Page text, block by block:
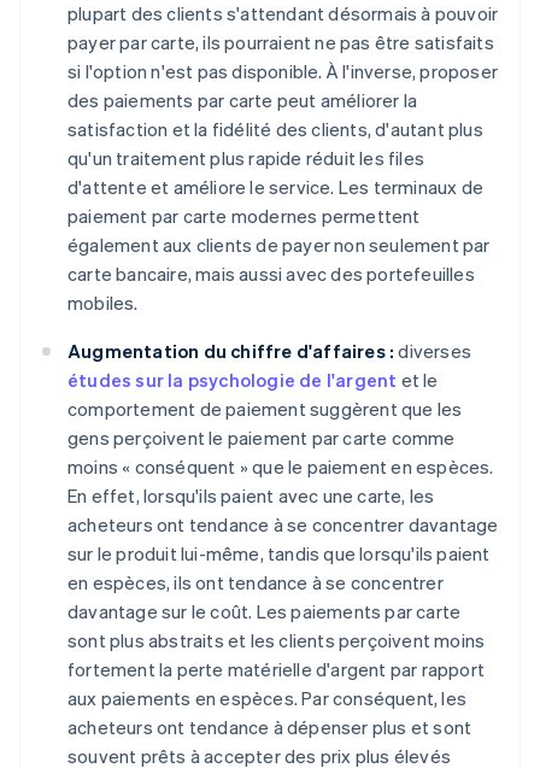
plupart des clients s'attendant désormais à pouvoir
payer par carte, ils pourraient ne pas être satisfaits
si l'option n'est pas disponible. À l'inverse, proposer
des paiements par carte peut améliorer la
satisfaction et la fidélité des clients, d'autant plus
qu'un traitement plus rapide réduit les files
d'attente et améliore le service. Les terminaux de
paiement par carte modernes permettent
également aux clients de payer non seulement par
carte bancaire, mais aussi avec des portefeuilles
mobiles.
Augmentation du chiffre d'affaires : diverses
études sur la psychologie de l'argent et le
comportement de paiement suggèrent que les
gens perçoivent le paiement par carte comme
moins « conséquent » que le paiement en espèces.
En effet, lorsqu'ils paient avec une carte, les
acheteurs ont tendance à se concentrer davantage
sur le produit lui-même, tandis que lorsqu'ils paient
en espèces, ils ont tendance à se concentrer
davantage sur le coût. Les paiements par carte
sont plus abstraits et les clients perçoivent moins
fortement la perte matérielle d'argent par rapport
aux paiements en espèces. Par conséquent, les
acheteurs ont tendance à dépenser plus et sont
souvent prêts à accepter des prix plus élevés